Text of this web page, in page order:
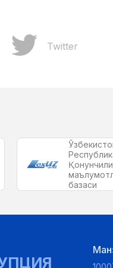
Twitter
базаси